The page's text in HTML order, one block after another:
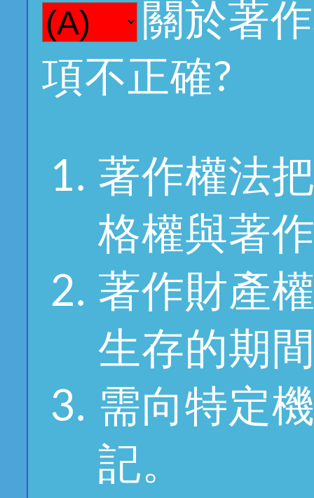
關於著
項不正確?
著作權法
格權與著
著作財產
生存的期
需向特定
記。